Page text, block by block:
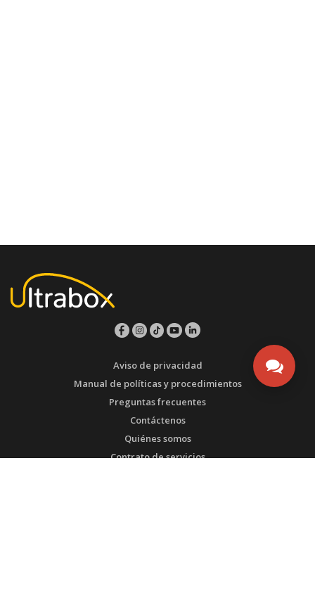
Aviso de privacidad
Manual de políticas y procedimientos
Preguntas frecuentes
Contáctenos
Quiénes somos
Contrato de servicios